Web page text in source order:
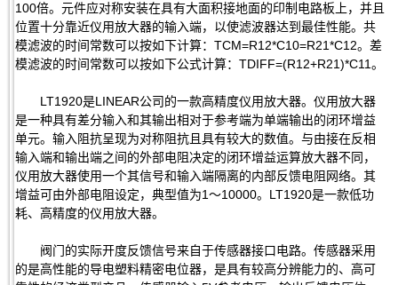
100倍。元件应对称安装在具有大面积接地面的印制电路板上，并且
位置十分靠近仪用放大器的输入端，以使滤波器达到最佳性能。共
模滤波的时间常数可以按如下计算：TCM=R12*C10=R21*C12。差
模滤波的时间常数可以按如下公式计算：TDIFF=(R12+R21)*C11。
LT1920是LINEAR公司的一款高精度仪用放大器。仪用放大器
是一种具有差分输入和其输出相对于参考端为单端输出的闭环增益
单元。输入阻抗呈现为对称阻抗且具有较大的数值。与由接在反相
输入端和输出端之间的外部电阻决定的闭环增益运算放大器不同，
仪用放大器使用一个其信号和输入端隔离的内部反馈电阻网络。其
增益可由外部电阻设定，典型值为1～10000。LT1920是一款低功
耗、高精度的仪用放大器。
阀门的实际开度反馈信号来自于传感器接口电路。传感器采用
的是高性能的导电塑料精密电位器，是具有较高分辨能力的、高可